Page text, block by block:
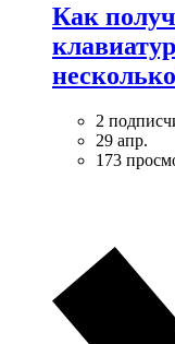
Как
2
29 апр.
173